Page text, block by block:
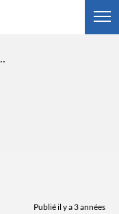
Publié il y a 3 années